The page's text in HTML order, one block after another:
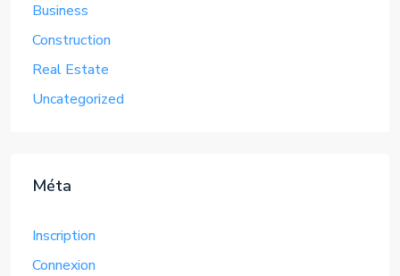
Business
Construction
Real Estate
Uncategorized
Méta
Inscription
Connexion